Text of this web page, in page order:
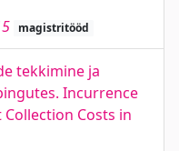
magistritööd
tekkimine ja
Incurrence
Costs in